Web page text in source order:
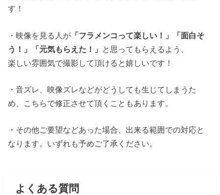
す！
・映像を見る人が 「フラメンコって楽しい！」「面白そ
う！」「元気もらえた！」 と思ってもらえるよう、
楽しい雰囲気で撮影して頂けると嬉しいです！
・音ズレ、映像ズレなどがどうしても生じてしまうた
め、こちらで修正させて頂くこともあります。
・その他ご要望などあった場合、出来る範囲での対応と
なります。いずれも予めご了承ください。
よくある質問